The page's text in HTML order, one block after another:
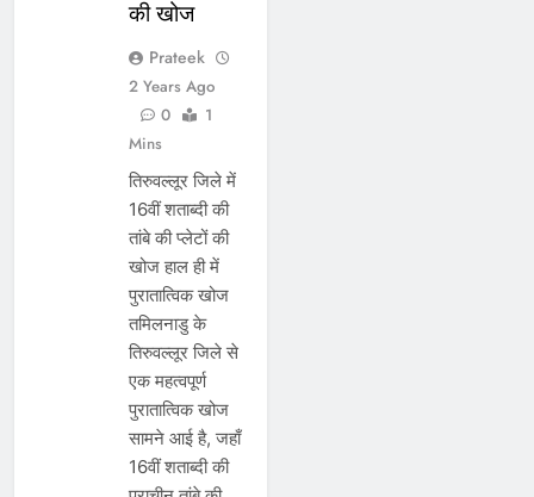
की खोज
Prateek
2 Years Ago
0
1
Mins
तिरुवल्लूर जिले में
16वीं शताब्दी की
तांबे की प्लेटों की
खोज हाल ही में
पुरातात्विक खोज
तमिलनाडु के
तिरुवल्लूर जिले से
एक महत्वपूर्ण
पुरातात्विक खोज
सामने आई है, जहाँ
16वीं शताब्दी की